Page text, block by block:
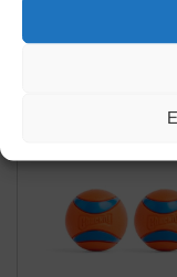
Produkt